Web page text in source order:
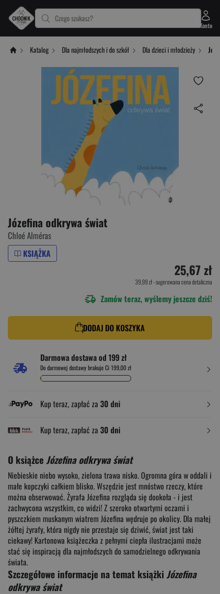
Czego szukasz?
Konto
Katalog Dla najmłodszych i do szkół Dla dzieci i młodzieży
Józefina odkrywa świat
Chloé Alméras
KSIĄŻKA
25,67 zł
39,99 zł- sugerowana cena detaliczna
Zamów teraz, wyślemy jeszcze dziś!
DODAJ DO KOSZYKA
Darmowa dostawa od 199 zł
Do darmowej dostawy brakuje Ci 199,00 zł
Kup teraz, zapłać za 30 dni
Kup teraz, zapłać za 30 dni
O książceJózefina odkrywa świat
Niebieskie niebo wysoko, zielona trawa nisko. Ogromna góra w oddali i
małe kopczyki całkiem blisko. Wszędzie jest mnóstwo rzeczy, które
można obserwować. Żyrafa Józefina rozgląda się dookoła - i jest
zachwycona wszystkim, co widzi! Z szeroko otwartymi oczami i
pyszczkiem muskanym wiatrem Józefina wędruje po okolicy. Dla małej
żółtej żyrafy, która nigdy nie przestaje się dziwić, świat jest taki
ciekawy! Kartonowa książeczka z pełnymi ciepła ilustracjami może
stać się inspiracją dla najmłodszych do samodzielnego odkrywania
świata.
Szczegółowe informacje na temat książki Józefina
odkrywa świat